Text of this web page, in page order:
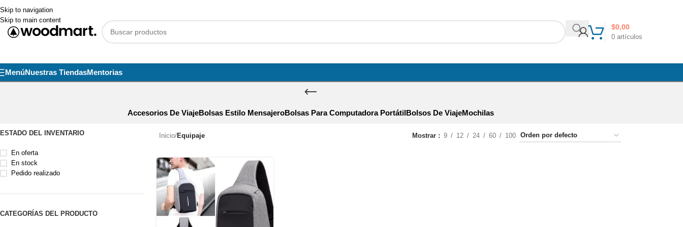
Skip to navigation
Skip to main content
0artículos
$0,00
MenúNuestras TiendasMentorias
Accesorios De ViajeBolsas Estilo MensajeroBolsas Para Computadora PortátilBolsos De ViajeMochilas
ESTADO DEL INVENTARIO
En oferta
En stock
Pedido realizado
CATEGORÍAS DEL PRODUCTO
Inicio/Equipaje Mostrar 9 12 24 60 100